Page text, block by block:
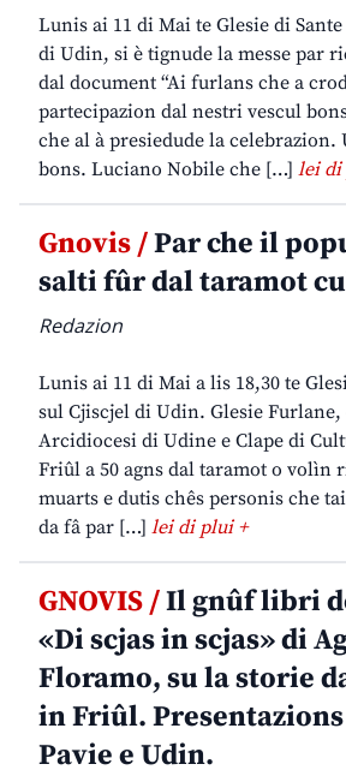
Lunis ai 11 di Mai te Glesie di
di Udin, si è tignude la messe par
dal document “Ai furlans che a
partecipazion dal nestri vescul
che al à presiedude la celebrazion.
bons. Luciano Nobile che […] lei di
Gnovis /Par che il
salti fûr dal taramot
Redazion
Lunis ai 11 di Mai a lis 18,30 te
sul Cjiscjel di Udin. Glesie
Arcidiocesi di Udine e Clape di
Friûl a 50 agns dal taramot o volìn
muarts e dutis chês personis che
da fâ par […] lei di plui +
GNOVIS /Il gnûf libri
«Di scjas in scjas» di
Floramo, su la storie
in Friûl.
Pavie e Udin.